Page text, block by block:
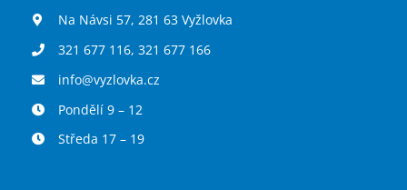
Na Návsi 57, 281 63 Vyžlovka
321 677 116, 321 677 166
info@vyzlovka.cz
Pondělí 9 – 12
Středa 17 – 19